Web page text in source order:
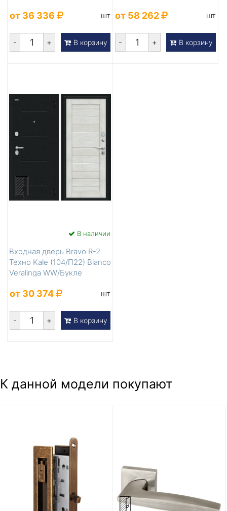
от 36 336 шт
- + В корзину
от 58 262 шт
- + В корзину
В наличии
Входная дверь Bravo R-2
Техно Kale (104/П22) Bianco
Veralinga WW/Букле
от 30 374 шт
- + В корзину
К данной модели покупают